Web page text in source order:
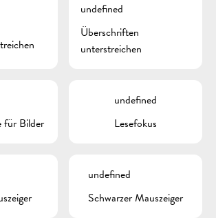
undefined
Überschriften
unterstreichen
für Bilder
undefined
Lesefokus
undefined
Schwarzer Mauszeiger